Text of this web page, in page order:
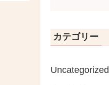
カテゴリー
Uncategorized